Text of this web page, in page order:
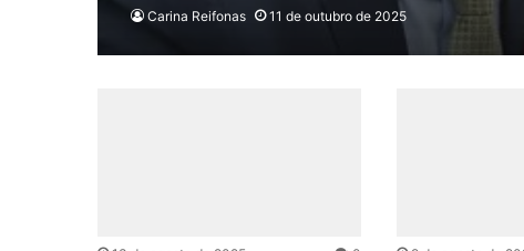
Carina Reifonas 11 de outubro de 2025